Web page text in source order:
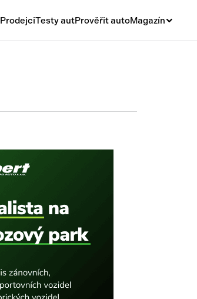
ProdejciTesty autPrověřit autoMagazín
Auto a život